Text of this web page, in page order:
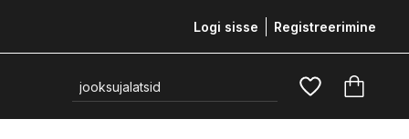
Logi sisse Registreerimine